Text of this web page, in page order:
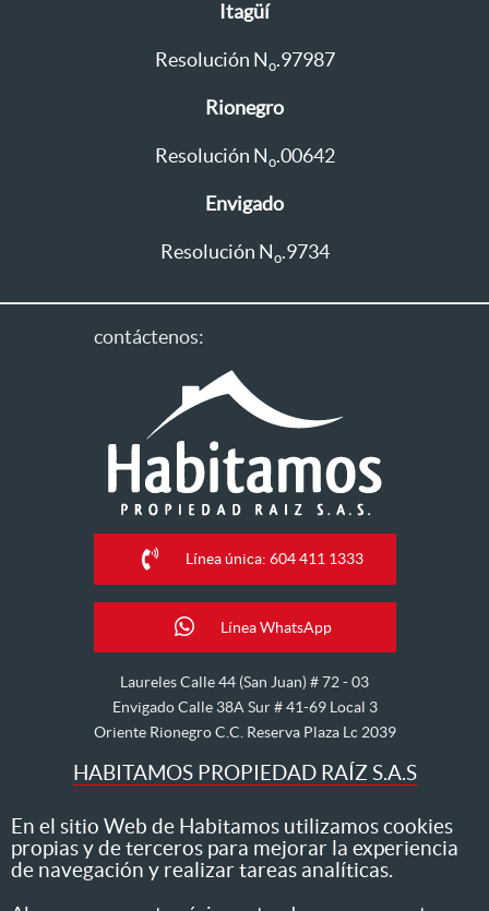
Itagüí
Resolución N o.97987
Rionegro
Resolución N o.00642
Envigado
Resolución N o.9734
contáctenos:
Línea única: 604 411 1333
Línea WhatsApp
Laureles Calle 44 (San Juan) # 72 - 03
Envigado Calle 38A Sur # 41-69 Local 3
Oriente Rionegro C.C. Reserva Plaza Lc 2039
HABITAMOS PROPIEDAD RAÍZ S.A.S
Nos dedicamos al arriendo, venta, hipoteca, avalúo y
administración de inmuebles
En el sitio Web de Habitamos utilizamos cookies
propias y de terceros para mejorar la experiencia
de navegación y realizar tareas analíticas.